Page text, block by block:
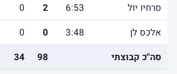
סרחיו יול
6:53
2
0
אלכס לן
3:48
0
0
סה"כ קבוצתי
98
34